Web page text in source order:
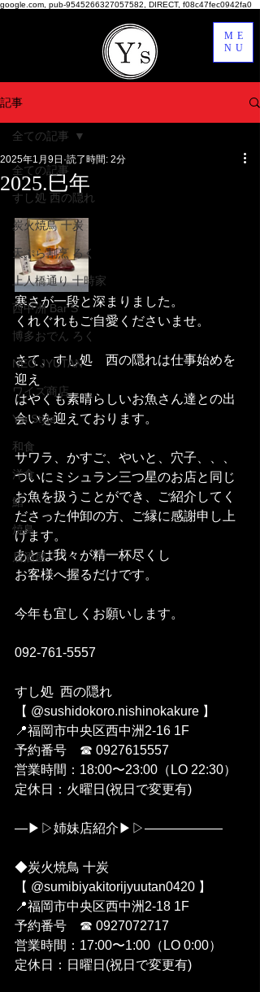
google.com, pub-9545266327057582, DIRECT, f08c47fec0942fa0
ME
NU
記事
全ての記事
すし処 西の隠れ
炭火焼鳥 十炭
天ぷら割烹 ろく
上人橋通り 十時家
西中洲 Bar S
博多おでん ろく
NEO JYUTAN
ワイズ商店
Y's Style
和食
洋食
鮨
焼鳥
居酒屋
全ての記事
2025.巳年
2025年1月9日 読了時間: 2分
寒さが一段と深まりました。
くれぐれもご自愛くださいませ。
さて、すし処　西の隠れは仕事始めを
迎え
はやくも素晴らしいお魚さん達との出
会いを迎えております。
サワラ、かすご、やいと、穴子、、、
ついにミシュラン三つ星のお店と同じ
お魚を扱うことができ、ご紹介してく
ださった仲卸の方、ご縁に感謝申し上
げます。
あとは我々が精一杯尽くし
お客様へ握るだけです。
今年も宜しくお願いします。
092-761-5557
すし処  西の隠れ
【 @sushidokoro.nishinokakure 】
📍福岡市中央区西中洲2-16 1F
予約番号　☎︎ 0927615557
営業時間：18:00〜23:00（LO 22:30）
定休日：火曜日(祝日で変更有)
—▶︎▷姉妹店紹介▶︎▷——————
◆炭火焼鳥 十炭
【 @sumibiyakitorijyuutan0420 】
📍福岡市中央区西中洲2-18 1F
予約番号　☎︎ 0927072717
営業時間：17:00〜1:00（LO 0:00）
定休日：日曜日(祝日で変更有)